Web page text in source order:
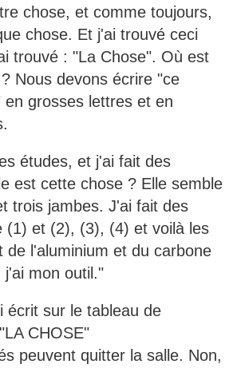
chose, et comme toujours,
chose. Et j'ai trouvé ceci
trouvé : "La Chose". Où est
Nous devons écrire "ce
en grosses lettres et en
études, et j'ai fait des
est cette chose ? Elle semble
trois jambes. J'ai fait des
(1) et (2), (3), (4) et voilà les
de l'aluminium et du carbone
mon outil."
écrit sur le tableau de
CHOSE"
peuvent quitter la salle. Non,